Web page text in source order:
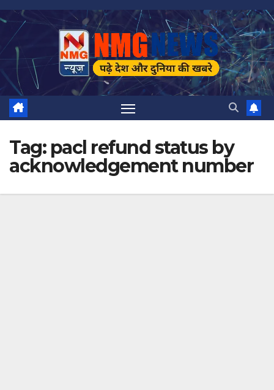
Skip
content
Tag: pacl refund status by
acknowledgement number